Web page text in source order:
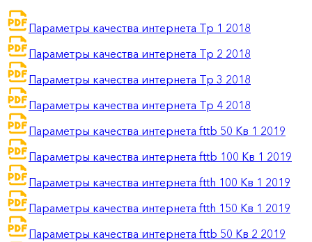
Параметры качества интернета Тр 1 2018
Параметры качества интернета Тр 2 2018
Параметры качества интернета Тр 3 2018
Параметры качества интернета Тр 4 2018
Параметры качества интернета fttb 50 Кв 1 2019
Параметры качества интернета fttb 100 Кв 1 2019
Параметры качества интернета ftth 100 Кв 1 2019
Параметры качества интернета ftth 150 Кв 1 2019
Параметры качества интернета fttb 50 Кв 2 2019